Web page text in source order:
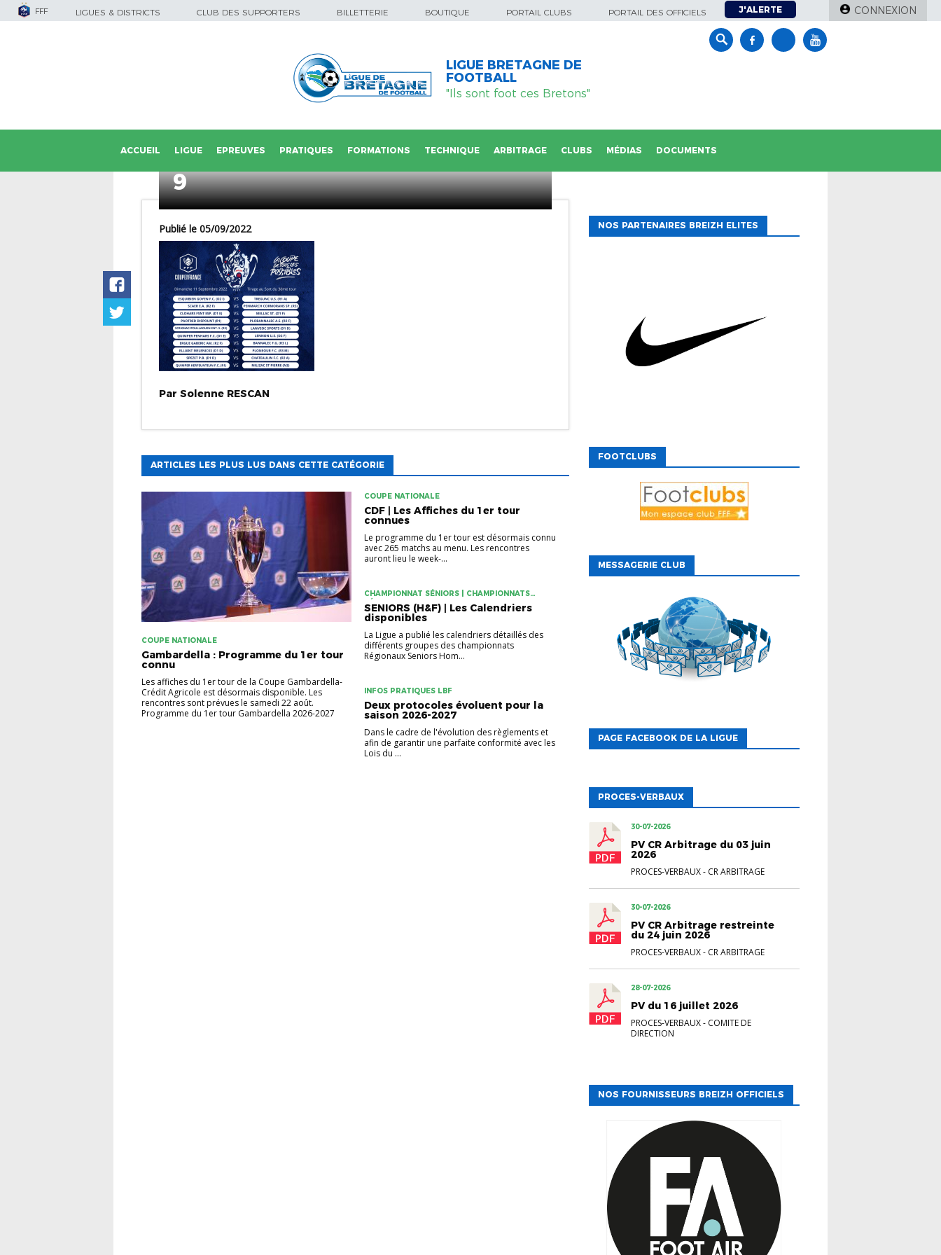
FFF LIGUES & DISTRICTS CLUB DES SUPPORTERS BILLETTERIE BOUTIQUE PORTAIL CLUBS PORTAIL DES OFFICIELS J'ALERTE CONNEXION
LIGUE BRETAGNE DE
FOOTBALL
"Ils sont foot ces Bretons"
ACCUEIL LIGUE EPREUVES PRATIQUES FORMATIONS TECHNIQUE ARBITRAGE CLUBS MÉDIAS DOCUMENTS
9
Publié le 05/09/2022
Par Solenne RESCAN
ARTICLES LES PLUS LUS DANS CETTE CATÉGORIE
COUPE NATIONALE
Gambardella : Programme du 1er tour
connu
Les affiches du 1er tour de la Coupe Gambardella-
Crédit Agricole est désormais disponible. Les
rencontres sont prévues le samedi 22 août.
Programme du 1er tour Gambardella 2026-2027
COUPE NATIONALE
CDF | Les Affiches du 1er tour
connues
Le programme du 1er tour est désormais connu
avec 265 matchs au menu. Les rencontres
auront lieu le week-...
CHAMPIONNAT SÉNIORS | CHAMPIONNATS
FÉMININS
SENIORS (H&F) | Les Calendriers
disponibles
La Ligue a publié les calendriers détaillés des
différents groupes des championnats
Régionaux Seniors Hom...
INFOS PRATIQUES LBF
Deux protocoles évoluent pour la
saison 2026-2027
Dans le cadre de l'évolution des règlements et
afin de garantir une parfaite conformité avec les
Lois du ...
NOS PARTENAIRES BREIZH ELITES
FOOTCLUBS
MESSAGERIE CLUB
PAGE FACEBOOK DE LA LIGUE
PROCES-VERBAUX
30-07-2026
PV CR Arbitrage du 03 juin
2026
PROCES-VERBAUX- CR ARBITRAGE
30-07-2026
PV CR Arbitrage restreinte
du 24 juin 2026
PROCES-VERBAUX- CR ARBITRAGE
28-07-2026
PV du 16 juillet 2026
PROCES-VERBAUX- COMITE DE
DIRECTION
NOS FOURNISSEURS BREIZH OFFICIELS